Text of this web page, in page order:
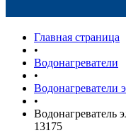
Главная страница
•
Водонагреватели
•
Водонагреватели
•
Водонагреватель
13175